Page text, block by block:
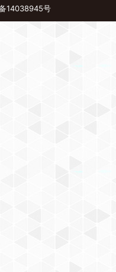
14038945号